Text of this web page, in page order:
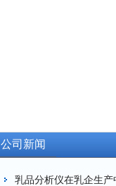
公司新闻
乳品分析仪在乳企生